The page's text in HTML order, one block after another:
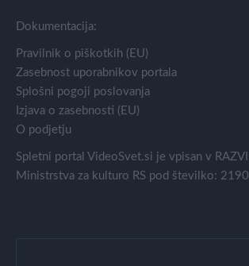
Dokumentacija:
Pravilnik o piškotkih (EU)
Zasebnost uporabnikov portala
Splošni pogoji poslovanja
Izjava o zasebnosti (EU)
O podjetju
Spletni portal VideoSvet.si je vpisan v
Ministrstva za kulturo RS pod številko: 2190